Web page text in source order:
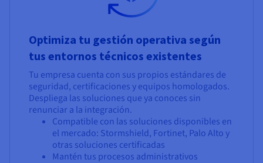
Optimiza tu gestión operativa según
tus entornos técnicos existentes
Tu empresa cuenta con sus propios estándares de
seguridad, certificaciones y equipos homologados.
Despliega las soluciones que ya conoces sin
renunciar a la integración.
Compatible con las soluciones disponibles en
el mercado: Stormshield, Fortinet, Palo Alto y
otras soluciones certificadas
Mantén tus procesos administrativos